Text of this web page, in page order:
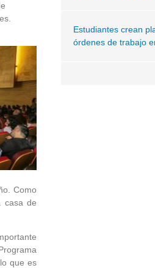
Como
casa de
que es
Estudiantes crean
órdenes de trabajo